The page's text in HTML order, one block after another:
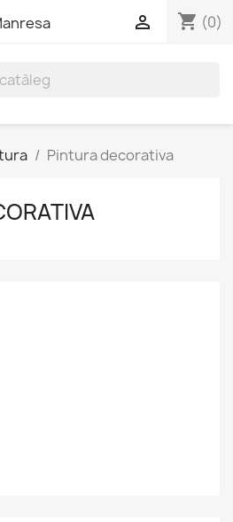
shopping_cart (0)

Pintura decorativa